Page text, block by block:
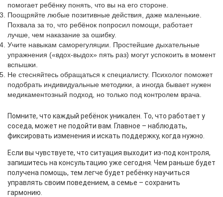
помогает ребёнку понять, что вы на его стороне.
Поощряйте любые позитивные действия, даже маленькие.
Похвала за то, что ребёнок попросил помощи, работает
лучше, чем наказание за ошибку.
Учите навыкам саморегуляции. Простейшие дыхательные
упражнения («вдох-выдох» пять раз) могут успокоить в момент
вспышки.
Не стесняйтесь обращаться к специалисту. Психолог поможет
подобрать индивидуальные методики, а иногда бывает нужен
медикаментозный подход, но только под контролем врача.
Помните, что каждый ребёнок уникален. То, что работает у
соседа, может не подойти вам. Главное – наблюдать,
фиксировать изменения и искать поддержку, когда нужно.
Если вы чувствуете, что ситуация выходит из‑под контроля,
запишитесь на консультацию уже сегодня. Чем раньше будет
получена помощь, тем легче будет ребёнку научиться
управлять своим поведением, а семье – сохранить
гармонию.